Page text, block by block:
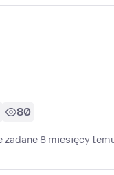
80
zadane 8 miesięcy